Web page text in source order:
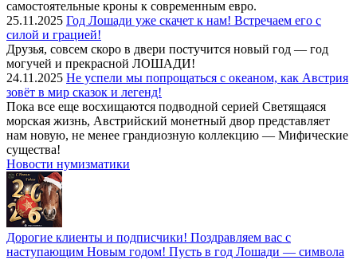
самостоятельные кроны к современным евро.
25.11.2025 Год Лошади уже скачет к нам! Встречаем его с
силой и грацией!
Друзья, совсем скоро в двери постучится новый год — год
могучей и прекрасной ЛОШАДИ!
24.11.2025 Не успели мы попрощаться с океаном, как Австрия
зовёт в мир сказок и легенд!
Пока все еще восхищаются подводной серией Светящаяся
морская жизнь, Австрийский монетный двор представляет
нам новую, не менее грандиозную коллекцию — Мифические
существа!
Новости нумизматики
Дорогие клиенты и подписчики! Поздравляем вас с
наступающим Новым годом! Пусть в год Лошади — символа